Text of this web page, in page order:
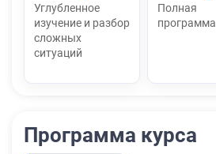
Углубленное
изучение и разбор
сложных
ситуаций
Полная
программа
Программа курса